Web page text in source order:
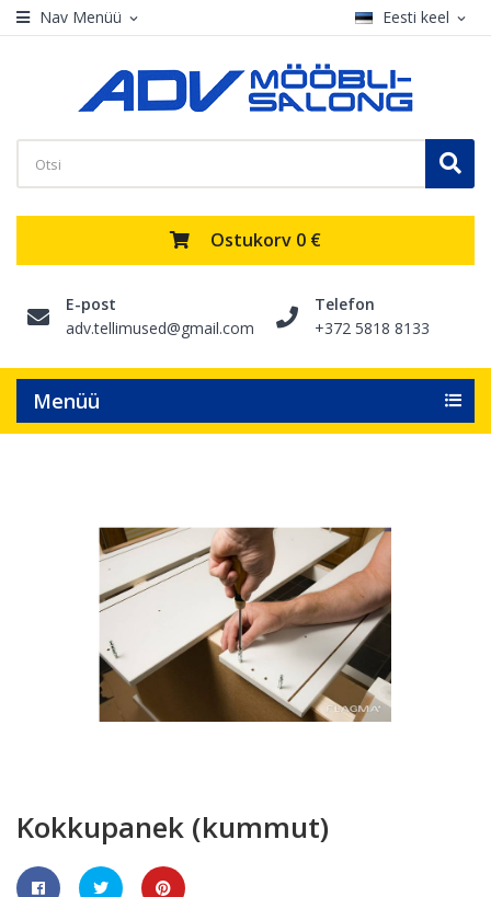
Nav Menüü expand_more Eesti keel expand_more
Ostukorv 0 €
E-post
adv.tellimused@gmail.com
Telefon
+372 5818 8133
Menüü
Kokkupanek (kummut)